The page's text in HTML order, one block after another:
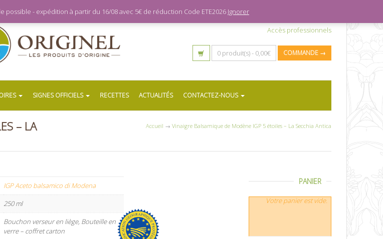
Accès professionnels
0 produit(s) - 0,00€ COMMANDE →
SIGNES OFFICIELS RECETTES ACTUALITÉS CONTACTEZ-NOUS
– LA Accueil → Vinaigre Balsamique de Modène IGP 5 étoiles – La Secchia Antica
IGP Aceto balsamico di Modena
250 ml
Bouchon verseur en liège, Bouteille en
verre – coffret carton
PANIER
Votre panier est vide.
possible - expédition à partir du 16/08 avec 5€ de réduction Code ETE2026 Ignorer